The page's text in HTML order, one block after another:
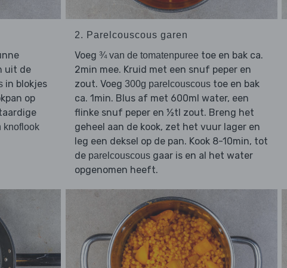
uit de
in blokjes
op
knoflook
2. Parelcouscous garen
Voeg ¾ van de tomatenpuree toe en bak ca.
2min mee. Kruid met een snuf peper en
zout. Voeg 300g parelcouscoustoe en bak
ca. 1min. Blus af met 600ml water, een
flinke snuf peper en ½tl zout. Breng het
geheel aan de kook, zet het vuur lager en
leg een deksel op de pan. Kook 8-10min, tot
de parelcouscousgaar is en al het water
opgenomen heeft.